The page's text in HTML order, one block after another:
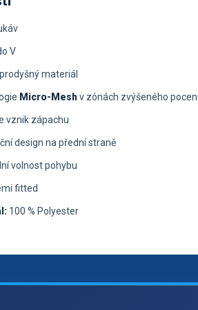
V
prodyšný materiál
Micro-Meshv zónách zvýšeného
vznik zápachu
design na přední straně
volnost pohybu
fitted
100 % Polyester